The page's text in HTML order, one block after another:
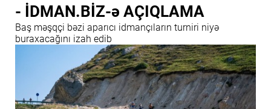
- İDMAN.BİZ-ə AÇIQLAMA
Baş məşqçi bəzi aparıcı idmançıların turniri niyə
buraxacağını izah edib